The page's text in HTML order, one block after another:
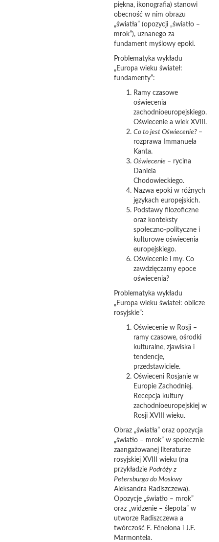
piękna, ikonografia) stanowi
obecność w nim obrazu
„światła” (opozycji „światło –
mrok”), uznanego za
fundament myślowy epoki.
Problematyka wykładu
„Europa wieku świateł:
fundamenty”:
Ramy czasowe
oświecenia
zachodnioeuropejskiego.
Oświecenie a wiek XVIII.
Co to jest Oświecenie? –
rozprawa Immanuela
Kanta.
Oświecenie – rycina
Daniela
Chodowieckiego.
Nazwa epoki w różnych
językach europejskich.
Podstawy filozoficzne
oraz konteksty
społeczno-polityczne i
kulturowe oświecenia
europejskiego.
Oświecenie i my. Co
zawdzięczamy epoce
oświecenia?
Problematyka wykładu
„Europa wieku świateł: oblicze
rosyjskie”:
Oświecenie w Rosji –
ramy czasowe, ośrodki
kulturalne, zjawiska i
tendencje,
przedstawiciele.
Oświeceni Rosjanie w
Europie Zachodniej.
Recepcja kultury
zachodnioeuropejskiej w
Rosji XVIII wieku.
Obraz „światła” oraz opozycja
„światło – mrok” w społecznie
zaangażowanej literaturze
rosyjskiej XVIII wieku (na
przykładzie Podróży z
Petersburga do Moskwy
Aleksandra Radiszczewa).
Opozycje „światło – mrok”
oraz „widzenie – ślepota” w
utworze Radiszczewa a
twórczość F. Fénelona i J.F.
Marmontela.